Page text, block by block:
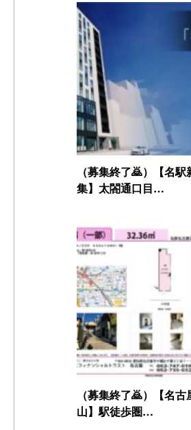
（募集終了🙇）【名
集】太閤通口目…
（募集終了🙇）【名古
山】駅徒歩圏…